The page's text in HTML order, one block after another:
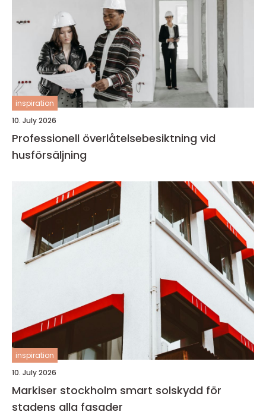
inspiration
10. July 2026
Professionell överlåtelsebesiktning vid
husförsäljning
inspiration
10. July 2026
Markiser stockholm smart solskydd för
stadens alla fasader